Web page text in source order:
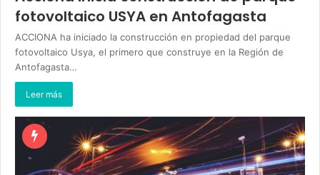
fotovoltaico USYA en Antofagasta
ACCIONA ha iniciado la construcción en propiedad del parque
fotovoltaico Usya, el primero que construye en la Región de
Antofagasta…
Leer más